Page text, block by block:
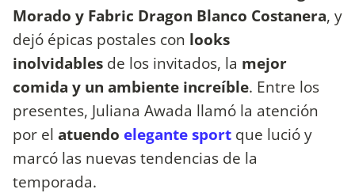
Morado y Fabric Dragon Blanco Costanera, y
dejó épicas postales con looks
inolvidables de los invitados, la mejor
comida y un ambiente increíble. Entre los
presentes, Juliana Awada llamó la atención
por el atuendo elegante sport que lució y
marcó las nuevas tendencias de la
temporada.